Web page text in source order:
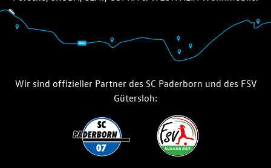
Wir sind offizieller Partner des SC Paderborn und des FSV
Gütersloh: